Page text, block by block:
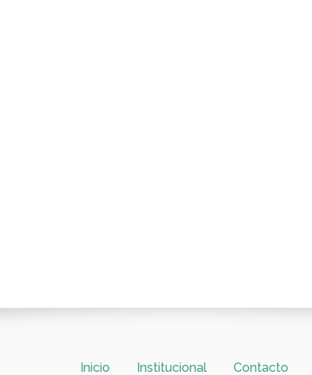
Inicio Institucional Contacto